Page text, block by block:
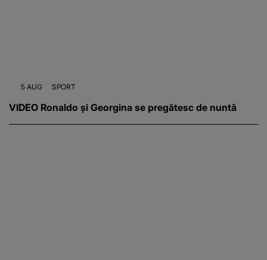
5 AUG SPORT
VIDEO Ronaldo și Georgina se pregătesc de nuntă